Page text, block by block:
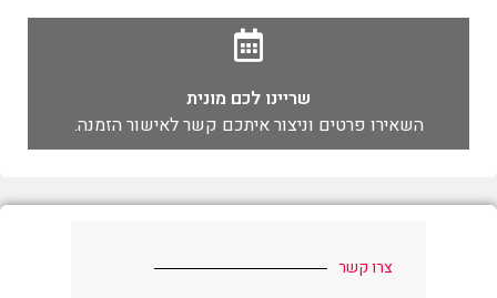
שריינו לכם מונית
השאירו פרטים וניצור איתכם קשר לאישור הזמנה.
צרו קשר